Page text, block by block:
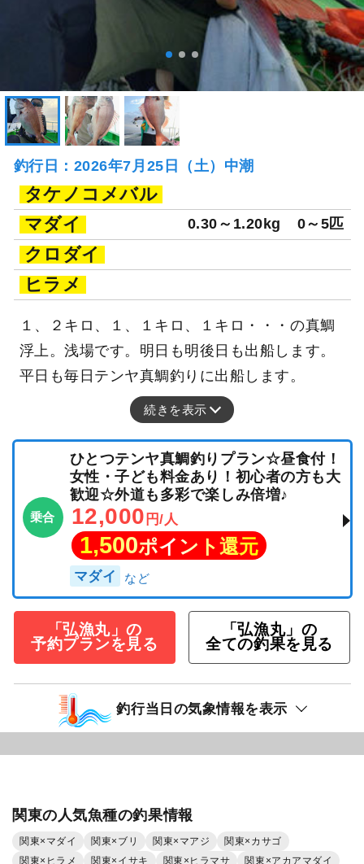
釣行日：2026年7月25日（土）中潮
タケノコメバル
マダイ
0.30～1.20kg 0～5匹
クロダイ
ヒラメ
１、２キロ、１、１キロ、１キロ・・・の真鯛
浮上。浅場です。明日も明後日も出船します。
平日も毎日テンヤ真鯛釣りに出船します。
続きを表示
乗合
ひとつテンヤ真鯛釣りプラン☆昼食付！
女性・子ども料金あり！初心者の方も大
歓迎☆外道も多彩で楽しみ倍増♪
12,000 円/人
1,500ポイント還元
マダイ
「弘漁丸」の
予約プランを見る
「弘漁丸」の
全ての釣果を見る
釣行当日の気象情報を表示
関東の人気魚種の釣果情報
関東×マダイ 関東×ブリ 関東×マアジ
関東×カサゴ
関東×ヒラメ
関東×イサキ 関東×ヒラマサ 関東×アカアマダイ